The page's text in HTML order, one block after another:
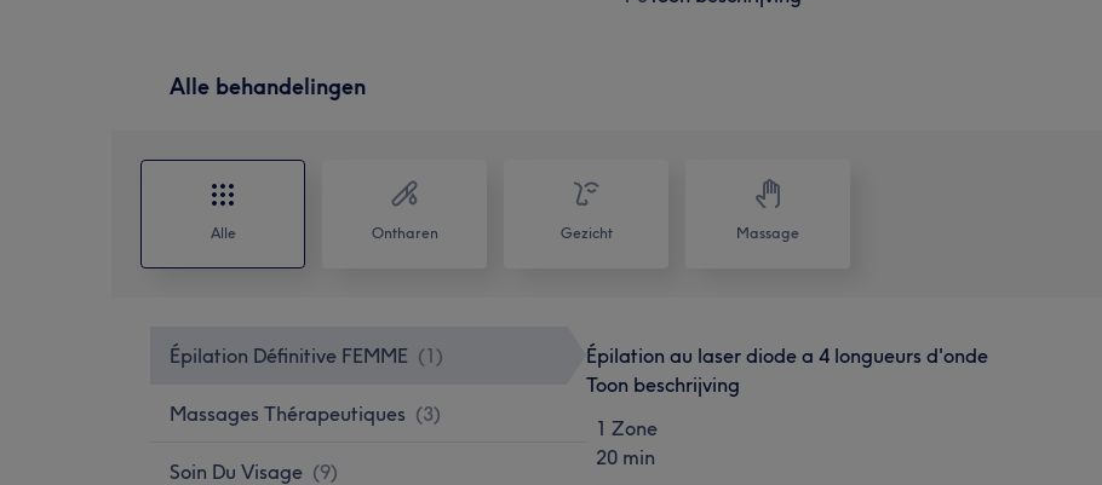
Alle behandelingen
Alle Ontharen Gezicht Massage
Épilation Définitive FEMME (1 )
Massages Thérapeutiques (3)
Soin Du Visage (9)
Épilation au laser diode a 4 longueurs d'onde
Toon beschrijving
1 Zone
20 min